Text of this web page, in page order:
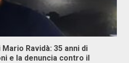
Ravidà: 35 anni di
e la denuncia contro il